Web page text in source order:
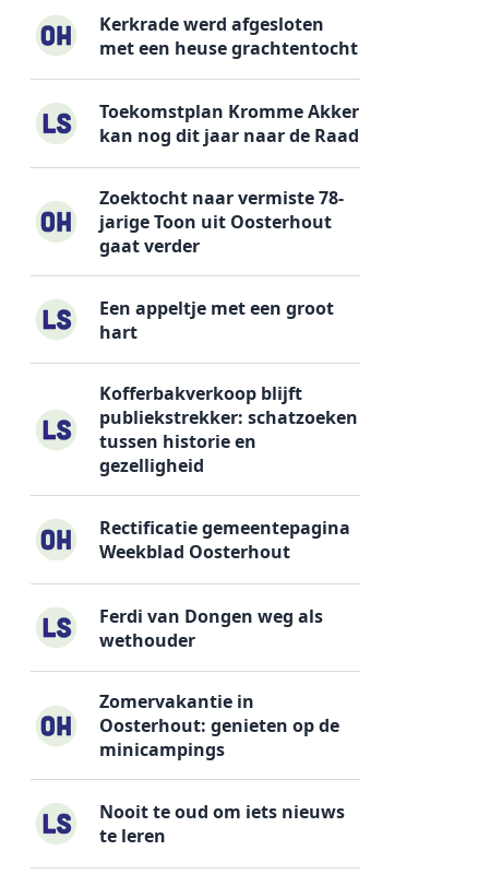
Kerkrade werd afgesloten
met een heuse grachtentocht
Toekomstplan Kromme Akker
kan nog dit jaar naar de Raad
Zoektocht naar vermiste 78-
jarige Toon uit Oosterhout
gaat verder
Een appeltje met een groot
hart
Kofferbakverkoop blijft
publiekstrekker: schatzoeken
tussen historie en
gezelligheid
Rectificatie gemeentepagina
Weekblad Oosterhout
Ferdi van Dongen weg als
wethouder
Zomervakantie in
Oosterhout: genieten op de
minicampings
Nooit te oud om iets nieuws
te leren